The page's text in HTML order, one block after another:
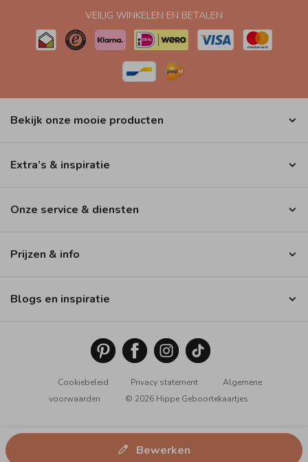
Bewerken
VEILIG WINKELEN EN BETALEN
Bekijk onze mooie producten
Extra’s & inspiratie
Onze service & diensten
Prijzen & info
Blogs en inspiratie
Cookiebeleid Privacy statement
Algemene
voorwaarden
© 2026 Hippe Geboortekaartjes